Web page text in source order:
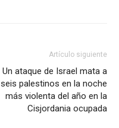
Artículo siguiente
Un ataque de Israel mata a
seis palestinos en la noche
más violenta del año en la
Cisjordania ocupada